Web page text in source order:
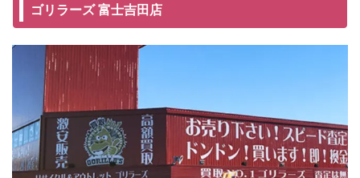
ゴリラーズ 富士吉田店